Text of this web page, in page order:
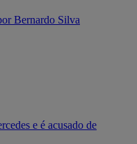
Bernardo Silva
e é acusado de